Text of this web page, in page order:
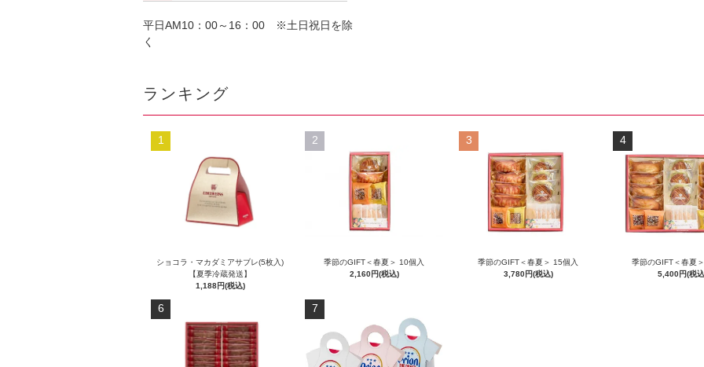
平日AM10：00～16：00 ※土日祝日を除
く
ランキング
1
ショコラ・マカダミアサブレ(5枚入)
【夏季冷蔵発送】
1,188円(税込)
2
季節のGIFT＜春夏＞ 10個入
2,160円(税込)
3
季節のGIFT＜春夏＞ 15個入
3,780円(税込)
4
季節のGIFT＜春夏
5,400円(税
6 7